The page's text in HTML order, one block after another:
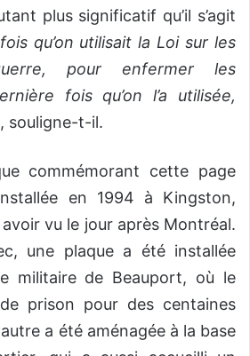
plus significatif qu’il s’agit
qu’on utilisait la Loi sur les
pour enfermer les
fois qu’on l’a utilisée,
souligne-t-il.
commémorant cette page
en 1994 à Kingston,
vu le jour après Montréal.
une plaque a été installée
militaire de Beauport, où le
prison pour des centaines
a été aménagée à la base